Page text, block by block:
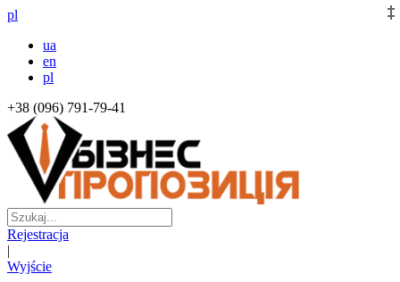
pl
ua
en
pl
+38 (096) 791-79-41
Rejestracja
|
Wyjście